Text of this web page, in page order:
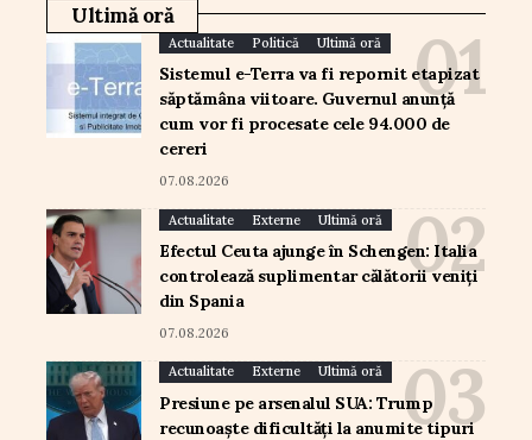
Ultimă oră
Actualitate Politică Ultimă oră
Sistemul e-Terra va fi repornit etapizat
săptămâna viitoare. Guvernul anunță
cum vor fi procesate cele 94.000 de
cereri
07.08.2026
Actualitate Externe Ultimă oră
Efectul Ceuta ajunge în Schengen: Italia
controlează suplimentar călătorii veniți
din Spania
07.08.2026
Actualitate Externe Ultimă oră
Presiune pe arsenalul SUA: Trump
recunoaște dificultăți la anumite tipuri